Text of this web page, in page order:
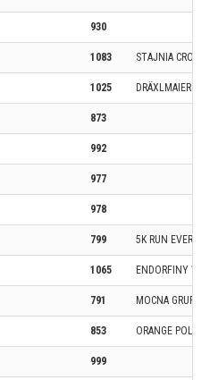
930
1083 STAJNIA
1025 DRÄXLMAIER
873
992
977
978
799 5K RUN EVERY
1065 ENDORFINY
791 MOCNA GRUPA
853 ORANGE POLSKA
999